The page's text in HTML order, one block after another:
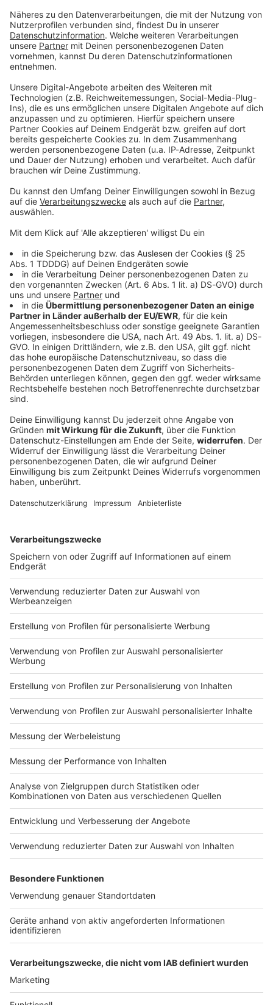
Du möchtest uns etwas sagen?
Studio Hotline
Kontaktformular
Sprachnachricht
© dpa-infocom, dpa:251030-930-229719/1
Bayern
66-Jähriger bei Frontalzusammenstoß schwer
verletzt
Nach einem Unfall versorgt ein zufällig anwesender
Arzt den eingeklemmten Fahrer. Auch die Fahrerin
DEINE GEMERKTEN ARTIKEL
Du hast dir noch keine Artikel gemerkt
Markiere sie hierfür mit einem
Impressum
Nutzungsbedingungen
Jobs
Presse
Werben
Archiv
ANTENNE BAYERN GROUP
Stiftung ANTENNE BAYERN
hilft
Teilnahmebedingungen
Grounding Page ANTENNE
Kontakt
Studio-Hotline
Verkehrs-Hotline
Newsletter